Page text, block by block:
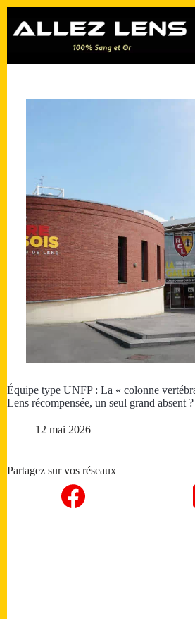
contenu
Équipe type UNFP : La « colonne
Lens récompensée, un seul grand absent ?
12 mai 2026
Partagez sur vos réseaux